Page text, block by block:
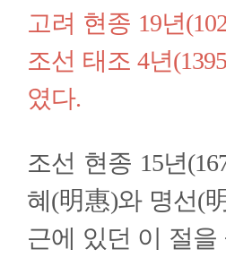
고려 현종 19년
조선 태조 4년
였다.
조선 현종 15년
혜(明惠)와 명선(
근에 있던 이 절